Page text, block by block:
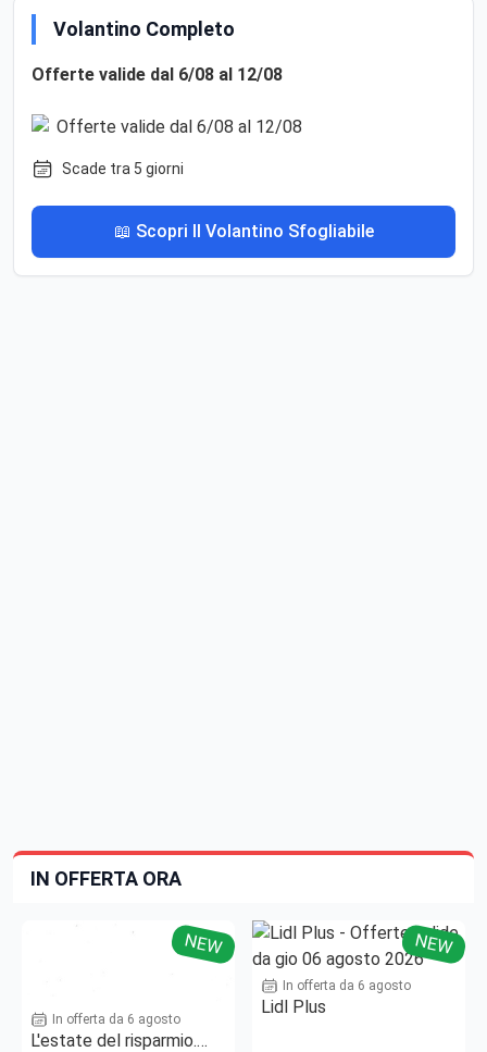
Volantino Completo
Offerte valide dal 6/08 al 12/08
Scade tra 5 giorni
📖 Scopri Il Volantino Sfogliabile
IN OFFERTA ORA
NEW
In offerta da 6 agosto
L'estate del risparmio.
NEW
In offerta da 6 agosto
Lidl Plus